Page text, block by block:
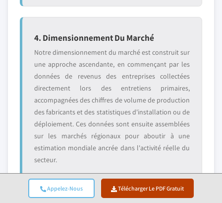
Appelez-Nous Télécharger Le PDF Gratuit
4. Dimensionnement Du Marché
Notre dimensionnement du marché est construit sur
une approche ascendante, en commençant par les
données de revenus des entreprises collectées
directement lors des entretiens primaires,
accompagnées des chiffres de volume de production
des fabricants et des statistiques d'installation ou de
déploiement. Ces données sont ensuite assemblées
sur les marchés régionaux pour aboutir à une
estimation mondiale ancrée dans l'activité réelle du
secteur.